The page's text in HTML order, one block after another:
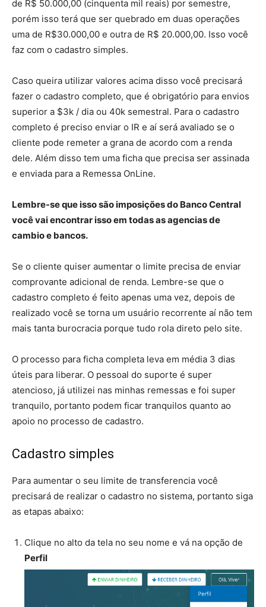
de R$ 50.000,00 (cinquenta mil reais) por semestre,
porém isso terá que ser quebrado em duas operações
uma de R$30.000,00 e outra de R$ 20.000,00. Isso você
faz com o cadastro simples.
Caso queira utilizar valores acima disso você precisará
fazer o cadastro completo, que é obrigatório para envios
superior a $3k / dia ou 40k semestral. Para o cadastro
completo é preciso enviar o IR e aí será avaliado se o
cliente pode remeter a grana de acordo com a renda
dele. Além disso tem uma ficha que precisa ser assinada
e enviada para a Remessa OnLine.
Lembre-se que isso são imposições do Banco Central
você vai encontrar isso em todas as agencias de
cambio e bancos.
Se o cliente quiser aumentar o limite precisa de enviar
comprovante adicional de renda. Lembre-se que o
cadastro completo é feito apenas uma vez, depois de
realizado você se torna um usuário recorrente aí não tem
mais tanta burocracia porque tudo rola direto pelo site.
O processo para ficha completa leva em média 3 dias
úteis para liberar. O pessoal do suporte é super
atencioso, já utilizei nas minhas remessas e foi super
tranquilo, portanto podem ficar tranquilos quanto ao
apoio no processo de cadastro.
Cadastro simples
Para aumentar o seu limite de transferencia você
precisará de realizar o cadastro no sistema, portanto siga
as etapas abaixo:
Clique no alto da tela no seu nome e vá na opção de
Perfil